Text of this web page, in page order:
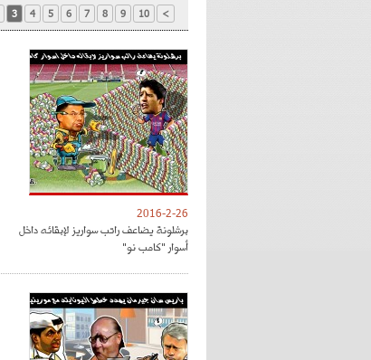
3 4 5 6 7 8 9 10 >
2016-2-26
برشلونة يضاعف راتب سواريز لإبقائه داخل
أسوار "كامب نو"